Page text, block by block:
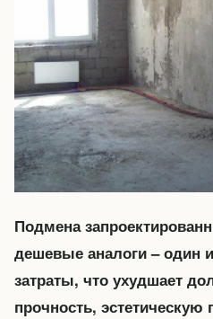
Подмена
дешевые аналоги – один
затраты, что ухудшает
прочность, эстетическую